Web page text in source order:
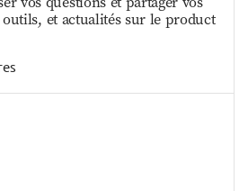
outils, et actualités sur le product